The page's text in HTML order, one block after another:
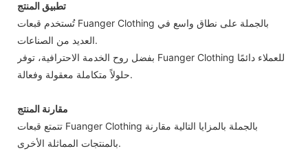
تطبيق المنتج
تُستخدم قبعات Fuanger Clothing بالجملة على نطاق واسع في
العديد من الصناعات.
بفضل روح الخدمة الاحترافية، توفر Fuanger Clothing للعملاء دائمًا
حلولاً متكاملة معقولة وفعالة.
مقارنة المنتج
تتمتع قبعات Fuanger Clothing بالجملة بالمزايا التالية مقارنة
بالمنتجات المماثلة الأخرى.